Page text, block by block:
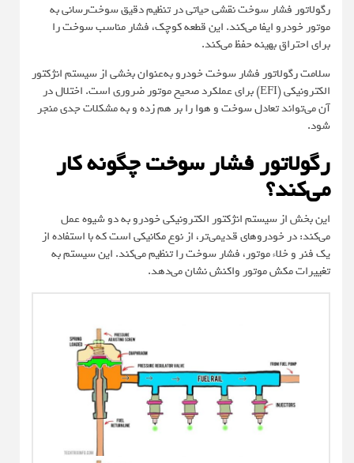
رگولاتور فشار سوخت نقشی حیاتی در تنظیم دقیق سوخت‌رسانی به
موتور خودرو ایفا می‌کند. این قطعه کوچک، فشار مناسب سوخت را
برای احتراق بهینه حفظ می‌کند.
سلامت رگولاتور فشار سوخت خودرو به‌عنوان بخشی از سیستم انژکتور
الکترونیکی (EFI) برای عملکرد صحیح موتور ضروری است. اختلال در
آن می‌تواند تعادل سوخت و هوا را بر هم زده و به مشکلات جدی منجر
شود.
رگولاتور فشار سوخت چگونه کار
می‌کند؟
این بخش از سیستم انژکتور الکترونیکی خودرو به دو شیوه عمل
می‌کند: در خودروهای قدیمی‌تر، از نوع مکانیکی است که با استفاده از
یک فنر و خلاء موتور، فشار سوخت را تنظیم می‌کند. این سیستم به
تغییرات مکش موتور واکنش نشان می‌دهد.